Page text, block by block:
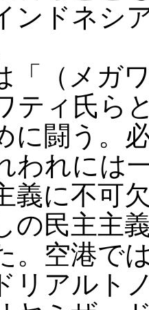
ンドネシ
（メガ
ティ氏ら
に闘う。
われには
義に不可
の民主主
。空港で
リアルト